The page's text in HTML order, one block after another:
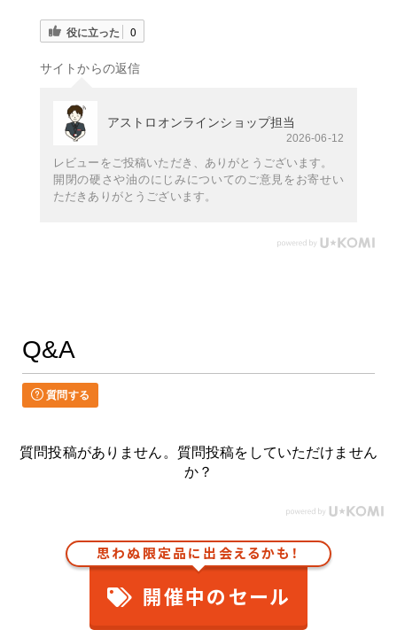
役に立った 0
サイトからの返信
アストロオンラインショップ担当
2026-06-12
レビューをご投稿いただき、ありがとうございます。
開閉の硬さや油のにじみについてのご意見をお寄せい
ただきありがとうございます。
Q&A
質問する
質問投稿がありません。質問投稿をしていただけません
か？
思わぬ限定品に出会えるかも！
開催中のセール